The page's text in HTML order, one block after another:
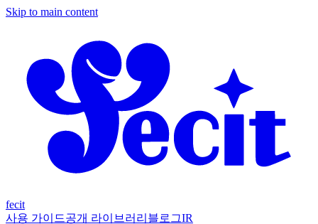
Skip to main content
fecit
사용 가이드공개 라이브러리 블로그IR